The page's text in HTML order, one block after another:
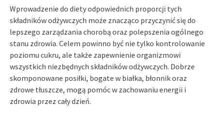
Wprowadzenie do diety odpowiednich proporcji tych
składników odżywczych może znacząco przyczynić się do
lepszego zarządzania chorobą oraz polepszenia ogólnego
stanu zdrowia. Celem powinno być nie tylko kontrolowanie
poziomu cukru, ale także zapewnienie organizmowi
wszystkich niezbędnych składników odżywczych. Dobrze
skomponowane posiłki, bogate w białka, błonnik oraz
zdrowe tłuszcze, mogą pomóc w zachowaniu energii i
zdrowia przez cały dzień.